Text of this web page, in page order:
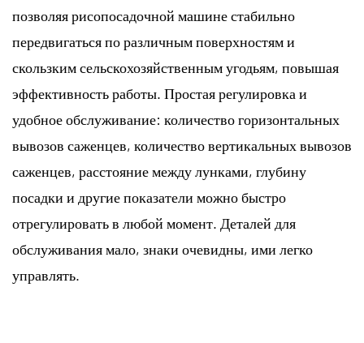
позволяя рисопосадочной машине стабильно
передвигаться по различным поверхностям и
скользким сельскохозяйственным угодьям, повышая
эффективность работы. Простая регулировка и
удобное обслуживание: количество горизонтальных
вывозов саженцев, количество вертикальных вывозов
саженцев, расстояние между лунками, глубину
посадки и другие показатели можно быстро
отрегулировать в любой момент. Деталей для
обслуживания мало, знаки очевидны, ими легко
управлять.